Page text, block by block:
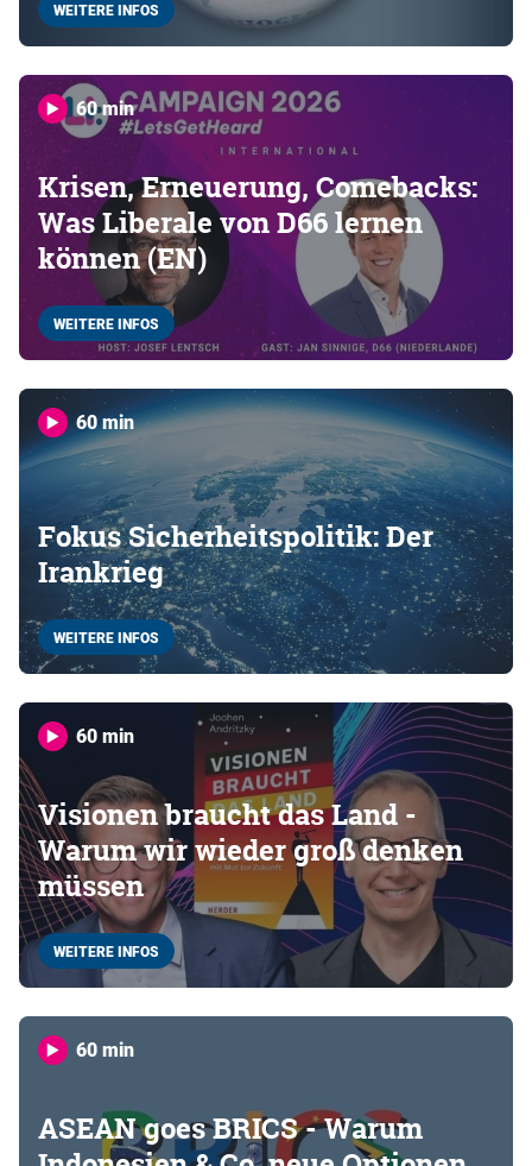
WEITERE INFOS
60 min
Krisen, Erneuerung, Comebacks:
Was Liberale von D66 lernen
können (EN)
WEITERE INFOS
60 min
Fokus Sicherheitspolitik: Der
Irankrieg
WEITERE INFOS
60 min
Visionen braucht das Land -
Warum wir wieder groß denken
müssen
WEITERE INFOS
60 min
ASEAN goes BRICS - Warum